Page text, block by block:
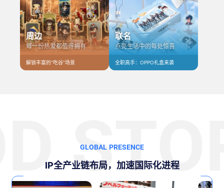
周边
每一份热爱都值得拥有
解锁丰富的“吃谷”场景
联名
点亮生活中的每处惊喜
全职高手：OPPO礼盒来袭
GLOBAL PRESENCE
IP全产业链布局，加速国际化进程